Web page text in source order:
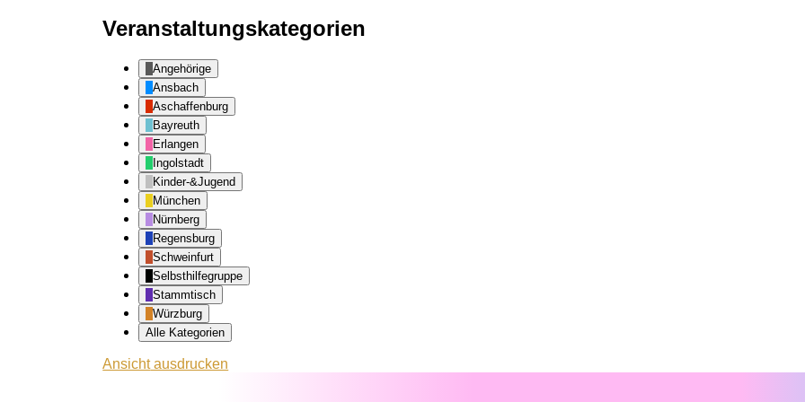
Veranstaltungskategorien
Angehörige
Ansbach
Aschaffenburg
Bayreuth
Erlangen
Ingolstadt
Kinder-&Jugend
München
Nürnberg
Regensburg
Schweinfurt
Selbsthilfegruppe
Stammtisch
Würzburg
Alle Kategorien
Ansichtausdrucken